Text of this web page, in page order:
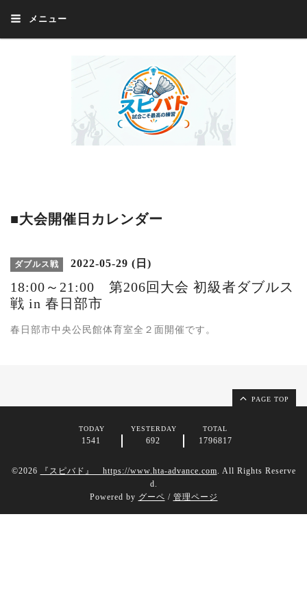
メニュー
■大会開催日カレンダー
ダブルス戦 2022-05-29 (日)
18:00～21:00 第206回大会 初級者ダブルス
戦 in 春日部市
春日部市中央公民館体育室全２面開催です。
PAGE TOP
TODAY
1541
YESTERDAY
692
TOTAL
1796817
©2026 『スピバド』 https://www.hta-advance.com. All Rights Reserve
d.
Powered by グーペ / 管理ページ